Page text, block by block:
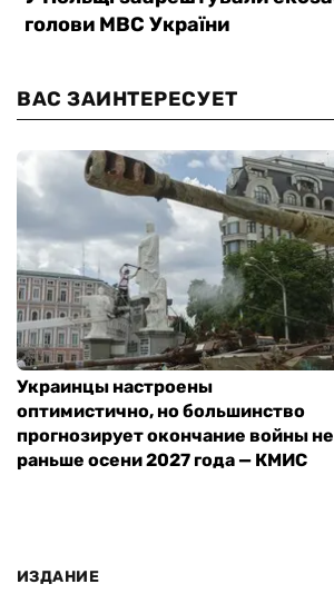
ВАС ЗАИНТЕРЕСУЕТ
Украинцы настроены
оптимистично, но большинство
прогнозирует окончание войны не
раньше осени 2027 года — КМИС
ИЗДАНИЕ